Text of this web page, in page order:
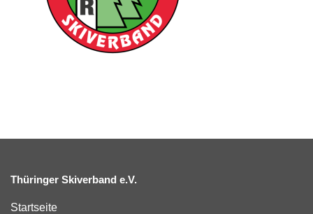
Thüringer Skiverband e.V.
Startseite